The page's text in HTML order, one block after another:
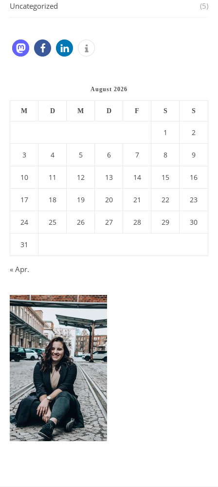
Uncategorized (5)
August 2026
M D M D F S S
1 2
3 4 5 6 7 8 9
10 11 12 13 14 15 16
17 18 19 20 21 22 23
24 25 26 27 28 29 30
31
« Apr.